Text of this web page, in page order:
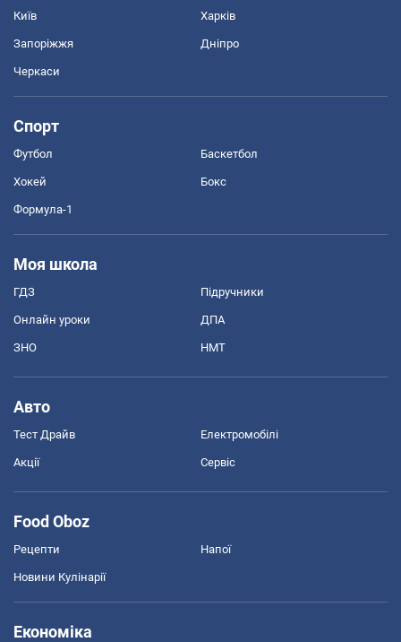
Київ Харків
Запоріжжя Дніпро
Черкаси
Спорт
Футбол Баскетбол
Хокей Бокс
Формула-1
Моя школа
ГДЗ Підручники
Онлайн уроки ДПА
ЗНО НМТ
Авто
Тест Драйв Електромобілі
Акції Сервіс
Food Oboz
Рецепти Напої
Новини Кулінарії
Економіка